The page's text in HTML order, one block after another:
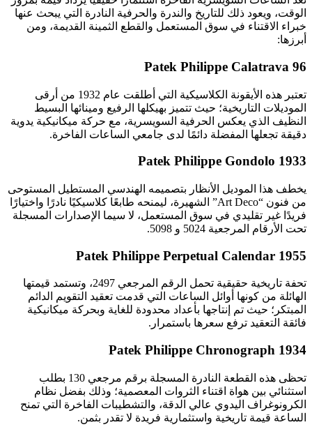
الوقت، ويعود ذلك للتاريخ والندرة والحرفية النادرة التي يبحث عنها
خبراء الاقتناء في سوق المستعمل والقطع الثمينة القديمة، ومن
أبرزها:
Patek Philippe Calatrava 96
تعتبر هذه الأيقونة الكلاسيكية التي أطلقت عام 1932 من أرقى
الموديلات التاريخية؛ حيث تتميز بهيكلها الرفيع ومينائها البسيط
النظيف الذي يعكس الحرفية السويسرية، مع حركة ميكانيكية يدوية
دقيقة تجعلها المفضلة دائمًا لدى جامعي الساعات الفاخرة.
Patek Philippe Gondolo 1933
يخطف هذا الموديل الأنظار بتصميمه الهندسي المستطيل المستوحى
من فنون “Art Deco” الشهيرة، ليمنحه طابعًا كلاسيكيًا نادرًا واختيارًا
فريدًا غير تقليدي في سوق المستعمل، لا سيما الإصدارات المسجلة
تحت الأرقام المرجعية 5024 و 5098.
Patek Philippe Perpetual Calendar 1955
تحفة تاريخية حقيقية تحمل الرقم المرجعي 2497، وتستمد قيمتها
الهائلة من كونها أوائل الساعات التي قدمت تعقيد التقويم الدائم
المبتكر؛ حيث تم إنتاجها بأعداد محدودة للغاية وبحركة ميكانيكية
فائقة التعقيد ترفع سعرها باستمرار.
Patek Philippe Chronograph 1934
تحظى هذه القطعة النادرة المسجلة برقم مرجعي 130 بطلب
استثنائي بين هواة اقتناء الثروات المعصمية؛ وذلك بفضل نظام
الكرونوغراف اليدوي عالي الدقة، والتشطيبات الفاخرة التي تمنح
الساعة قيمة تاريخية واستثمارية فريدة لا تقدر بثمن.